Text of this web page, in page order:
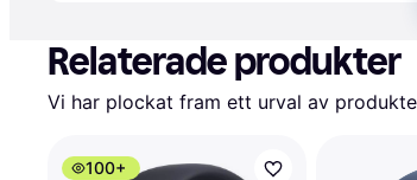
Relaterade produkter
Vi har plockat fram ett urval av
100+